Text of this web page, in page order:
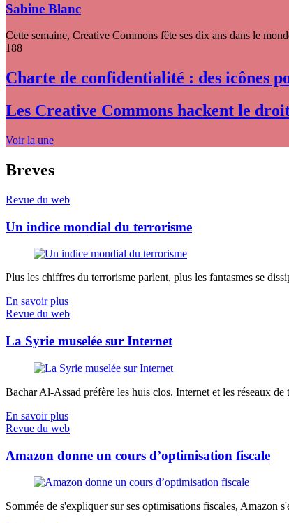
Sabine Blanc
Cette semaine, Creative Commons fête ses dix ans dans le
188
Charte de confidentialité : des icônes
Les Creative Commons hackent le
Voir la une
Breves
Revue du web
Un indice mondial du terrorisme
Plus les chiffres du terrorisme parlent, plus les fantasmes se
En savoir plus
Revue du web
La Syrie muselée sur Internet
Bachar Al-Assad préfère les huis clos. Internet et les réseaux
En savoir plus
Revue du web
Amazon donne un cours d’optimisation fiscale
Sommée de s'expliquer sur ses optimisations fiscales, Amazon